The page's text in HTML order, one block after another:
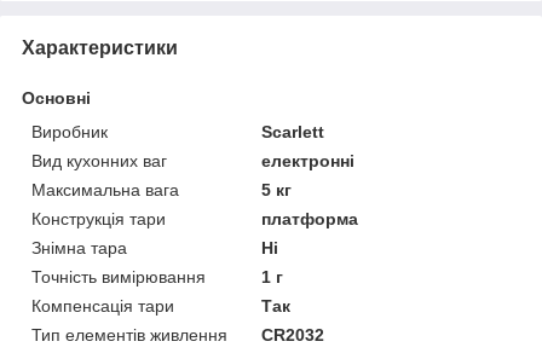
Характеристики
Основні
Виробник
Scarlett
Вид кухонних ваг
електронні
Максимальна вага
5 кг
Конструкція тари
платформа
Знімна тара
Ні
Точність вимірювання
1 г
Компенсація тари
Так
Тип елементів живлення
CR2032